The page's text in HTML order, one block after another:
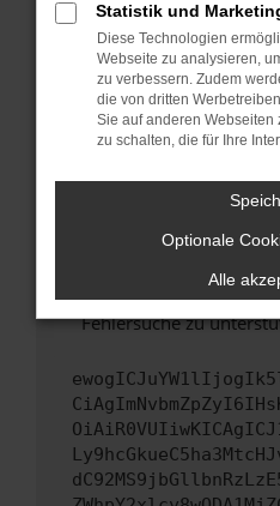
Betriebssystem auf
sind.
Veraltete Software
Sicherheitsrisiko,
führen, dass
unterstützt werden.
Wende dich an den
Wenn du alle oben
hast, kontaktiere uns
versuchen, das
uns diesen Text
Fehlersuche zu
Statistik und
Diese Technologien
Webseite zu analysieren,
zu verbessern. Zudem
die von dritten
Sie auf anderen Webseiten
zu schalten, die für Ihre
Optionale
Alle